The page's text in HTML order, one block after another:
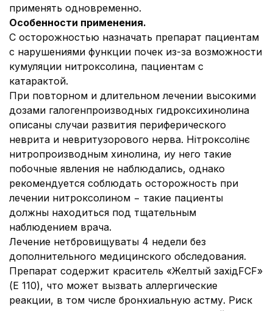
применять одновременно.
Особенности применения.
С осторожностью назначать препарат пациентам
с нарушениями функции почек из-за возможности
кумуляции нитроксолина, пациентам с
катарактой.
При повторном и длительном лечении высокими
дозами галогенпроизводных гидроксихинолина
описаны случаи развития периферического
неврита и невритузорового нерва. Нітроксолінє
нитропроизводным хинолина, иу него такие
побочные явления не наблюдались, однако
рекомендуется соблюдать осторожность при
лечении нитроксолином − такие пациенты
должны находиться под тщательным
наблюдением врача.
Лечение нетбровищуваты 4 недели без
дополнительного медицинского обследования.
Препарат содержит краситель «Желтый західFCF»
(Е 110), что может вызвать аллергические
реакции, в том числе бронхиальную астму. Риск